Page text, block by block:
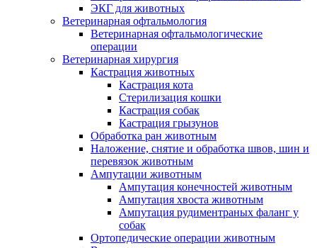
ЭКГ для животных
Ветеринарная офтальмология
Ветеринарная офтальмологические
операции
Ветеринарная хирургия
Кастрация животных
Кастрация кота
Стерилизация кошки
Кастрация собак
Кастрация грызунов
Обработка ран животным
Наложение, снятие и обработка швов, шин и
перевязок животным
Ампутации животным
Ампутация конечностей животным
Ампутация хвоста животным
Ампутация рудиментраных фаланг у
собак
Ортопедические операции животным